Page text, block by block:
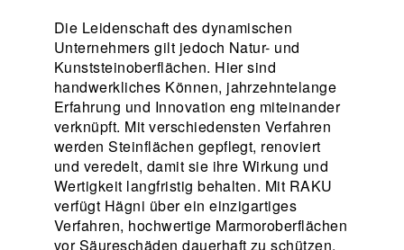
Die Leidenschaft des dynamischen
Unternehmers gilt jedoch Natur- und
Kunststeinoberflächen. Hier sind
handwerkliches Können, jahrzehntelange
Erfahrung und Innovation eng miteinander
verknüpft. Mit verschiedensten Verfahren
werden Steinflächen gepflegt, renoviert
und veredelt, damit sie ihre Wirkung und
Wertigkeit langfristig behalten. Mit RAKU
verfügt Hägni über ein einzigartiges
Verfahren, hochwertige Marmoroberflächen
vor Säureschäden dauerhaft zu schützen.